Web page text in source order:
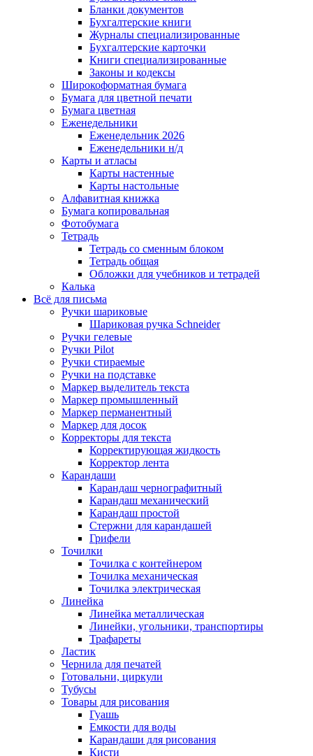
Бланки документов
Бухгалтерские книги
Журналы специализированные
Бухгалтерские карточки
Книги специализированные
Законы и кодексы
Широкоформатная бумага
Бумага для цветной печати
Бумага цветная
Еженедельники
Еженедельник 2026
Еженедельники н/д
Карты и атласы
Карты настенные
Карты настольные
Алфавитная книжка
Бумага копировальная
Фотобумага
Тетрадь
Тетрадь со сменным блоком
Тетрадь общая
Обложки для учебников и тетрадей
Калька
Всё для письма
Ручки шариковые
Шариковая ручка Schneider
Ручки гелевые
Ручки Pilot
Ручки стираемые
Ручки на подставке
Маркер выделитель текста
Маркер промышленный
Маркер перманентный
Маркер для досок
Корректоры для текста
Корректирующая жидкость
Корректор лента
Карандаши
Карандаш чернографитный
Карандаш механический
Карандаш простой
Стержни для карандашей
Грифели
Точилки
Точилка с контейнером
Точилка механическая
Точилка электрическая
Линейка
Линейка металлическая
Линейки, угольники, транспортиры
Трафареты
Ластик
Чернила для печатей
Готовальни, циркули
Тубусы
Товары для рисования
Гуашь
Емкости для воды
Карандаши для рисования
Кисти